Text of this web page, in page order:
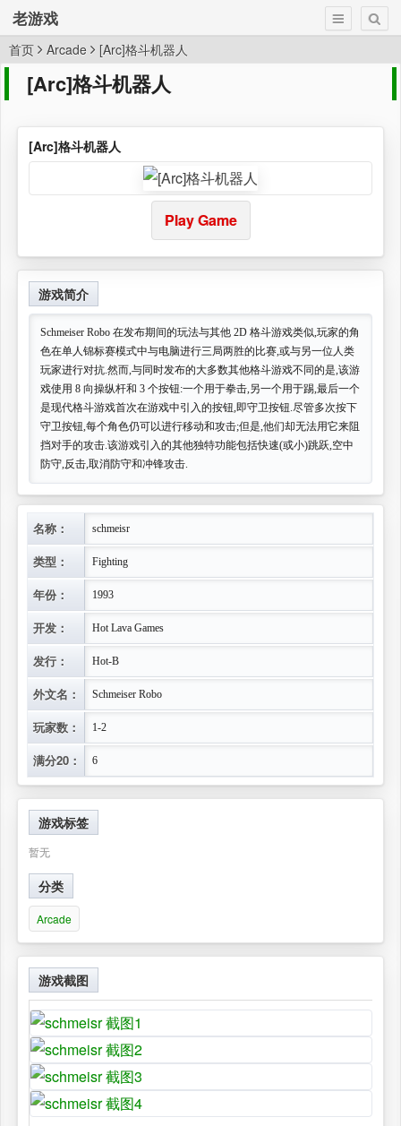
老游戏
首页 Arcade [Arc]格斗机器人
[Arc]格斗机器人
[Arc]格斗机器人
Play Game
游戏简介
Schmeiser Robo 在发布期间的玩法与其他 2D 格斗游戏类似,玩家的角
色在单人锦标赛模式中与电脑进行三局两胜的比赛,或与另一位人类
玩家进行对抗.然而,与同时发布的大多数其他格斗游戏不同的是,该游
戏使用 8 向操纵杆和 3 个按钮:一个用于拳击,另一个用于踢,最后一个
是现代格斗游戏首次在游戏中引入的按钮,即守卫按钮.尽管多次按下
守卫按钮,每个角色仍可以进行移动和攻击;但是,他们却无法用它来阻
挡对手的攻击.该游戏引入的其他独特功能包括快速(或小)跳跃,空中
防守,反击,取消防守和冲锋攻击.
名称： schmeisr
类型： Fighting
年份： 1993
开发： Hot Lava Games
发行： Hot-B
外文名： Schmeiser Robo
玩家数： 1-2
满分20： 6
游戏标签
暂无
分类
Arcade
游戏截图